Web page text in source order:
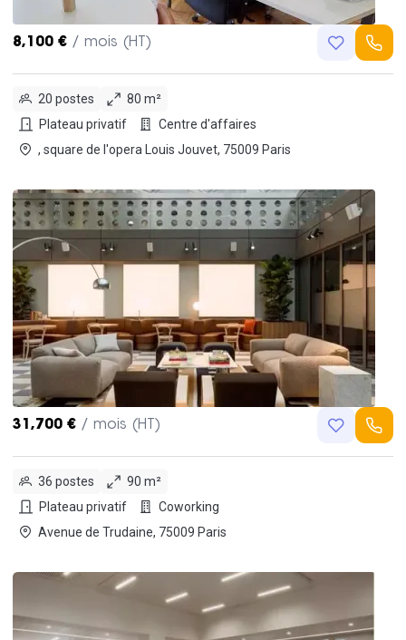
8,100 € / mois (HT)
20 postes
80 m²
Plateau privatif
Centre d'affaires
, square de l'opera Louis Jouvet, 75009 Paris
31,700 € / mois (HT)
36 postes
90 m²
Plateau privatif
Coworking
Avenue de Trudaine, 75009 Paris